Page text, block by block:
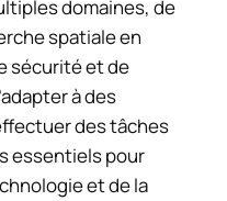
domaines, de
spatiale en
sécurité et de
à des
des tâches
essentiels pour
et de la